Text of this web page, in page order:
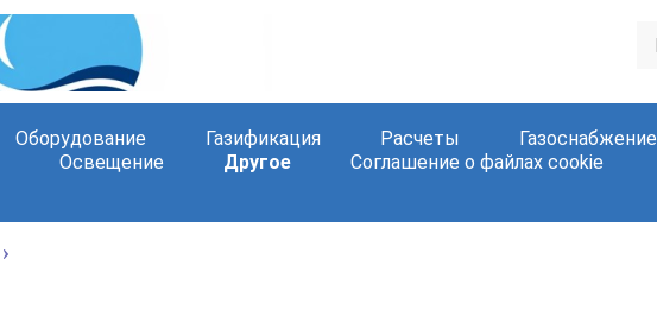
Оборудование Газификация Расчеты Газоснабжение
Освещение Другое Соглашение о файлах cookie